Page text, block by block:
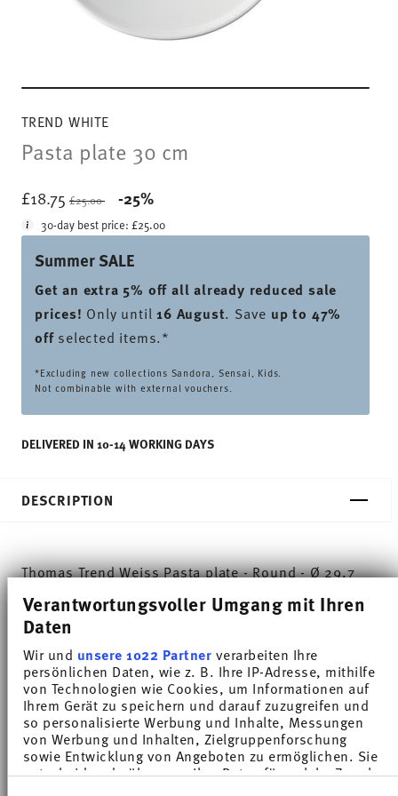
Verantwortungsvoller Umgang mit Ihren
Daten
Wir und unsere 1022 Partnerverarbeiten Ihre
persönlichen Daten, wie z. B. Ihre IP-Adresse, mithilfe
von Technologien wie Cookies, um Informationen auf
Ihrem Gerät zu speichern und darauf zuzugreifen und
so personalisierte Werbung und Inhalte, Messungen
von Werbung und Inhalten, Zielgruppenforschung
sowie Entwicklung von Angeboten zu ermöglichen. Sie
entscheiden darüber, wer Ihre Daten für welche Zwecke
TREND WHITE
Pasta plate 30 cm
£18.75 Price reduced from
£25.00 -25%
30-day best price:£25.00
Summer SALE
Get an extra 5% off all already reduced sale
prices! Only until16 August. Save up to 47%
offselected items.*
*Excluding new collections Sandora, Sensai, Kids.
Not combinable with external vouchers.
DELIVERED IN 10-14 WORKING DAYS
DESCRIPTION
Thomas Trend Weiss Pasta plate - Round - Ø 29,7
cm - h 5,9 cm - 0,550 l, Porcelain White
versatility. Created by the designer duo
Queensberry Hunt, the porcelain collection has
become one of the most successful houshold
ranges worldwide. More than 70 pieces with the